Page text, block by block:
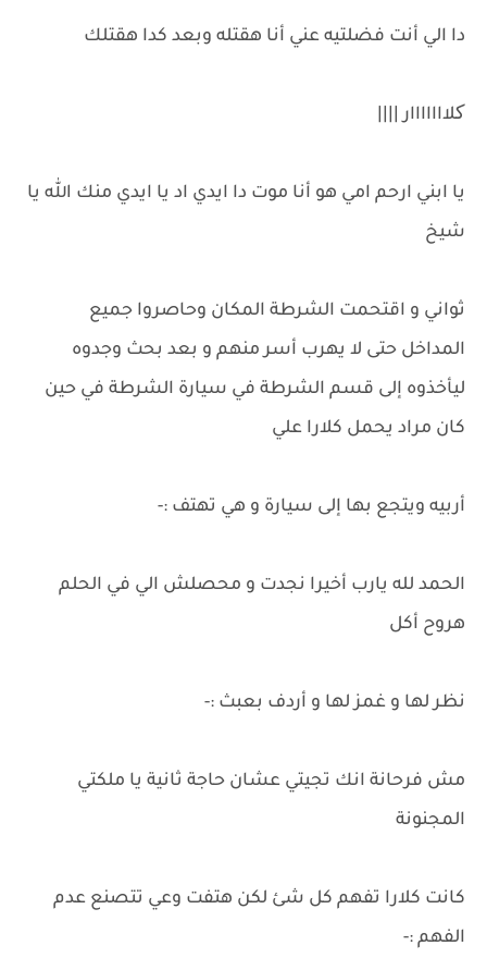
دا الي أنت فضلتيه عني أنا هقتله وبعد كدا هقتلك
کلااااااار ||||
يا ابني ارحم امي هو أنا موت دا ايدي اد يا ايدي منك الله يا
شيخ
ثواني و اقتحمت الشرطة المكان وحاصروا جميع
المداخل حتى لا يهرب أسر منهم و بعد بحث وجدوه
ليأخذوه إلى قسم الشرطة في سيارة الشرطة في حين
كان مراد يحمل كلارا علي
أربيه ويتجع بها إلى سيارة و هي تهتف :-
الحمد لله يارب أخيرا نجدت و محصلش الي في الحلم
هروح أكل
نظر لها و غمز لها و أردف بعبث :-
مش فرحانة انك تجيتي عشان حاجة ثانية يا ملكتي
المجنونة
كانت كلارا تفهم كل شئ لكن هتفت وعي تتصنع عدم
الفهم :-